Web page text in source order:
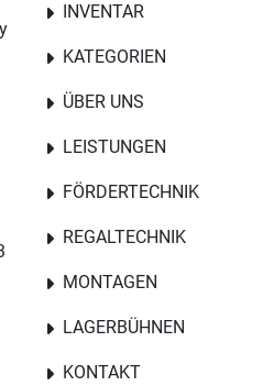
INVENTAR
KATEGORIEN
ÜBER UNS
LEISTUNGEN
FÖRDERTECHNIK
REGALTECHNIK
MONTAGEN
LAGERBÜHNEN
KONTAKT